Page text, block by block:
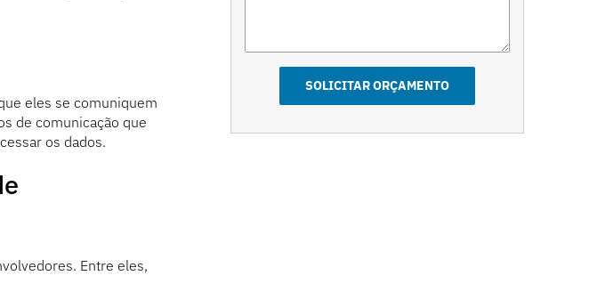
eles se comuniquem
de comunicação que
os dados.
Entre eles,